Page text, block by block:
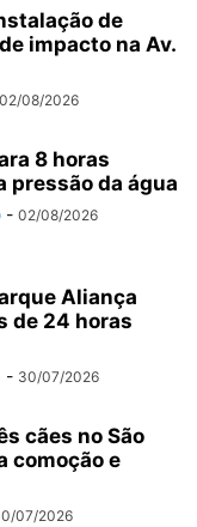
de
impacto na Av.
02/08/2026
8 horas
pressão da água
- 02/08/2026
Aliança
de 24 horas
- 30/07/2026
cães no São
comoção e
07/2026